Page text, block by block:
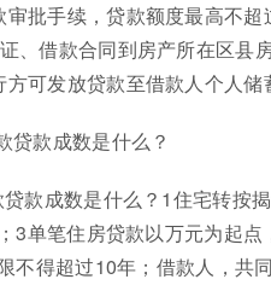
审批手续，贷款额度最高不
、借款合同到房产所在区县
可发放贷款至借款人个人储
贷款成数是什么？
款成数是什么？1住宅转按
3单笔住房贷款以万元为起
不得超过10年；借款人，共